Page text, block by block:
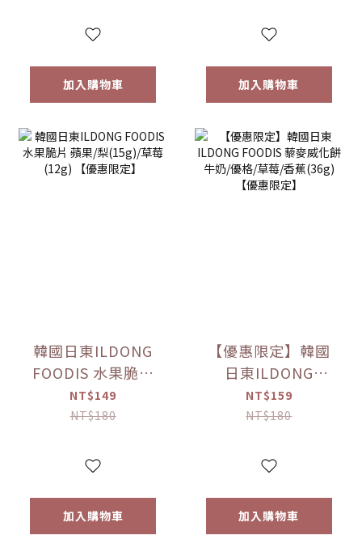
加入購物車 加入購物車
韓國日東ILDONG
FOODIS 水果脆片
蘋果/梨(15g)/草莓
(12g) 【優惠限定】
NT$149
NT$180
加入購物車
【優惠限定】韓國
日東ILDONG
FOODIS 藜麥威化
餅 牛奶/優格/草莓/
定】
NT$159
NT$180
加入購物車